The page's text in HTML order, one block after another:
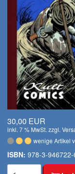
30,00 EUR
inkl. 7 % MwSt. zzgl.
wenige Artikel
ISBN: 978-3-946722-